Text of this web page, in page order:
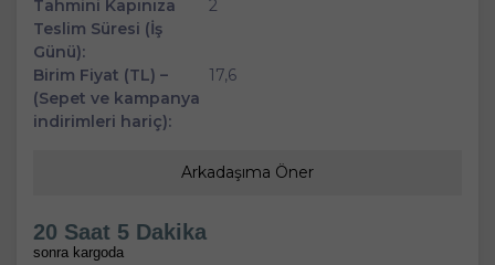
Tahmini Kapınıza
Teslim Süresi (İş
Günü):
2
Birim Fiyat (TL) –
(Sepet ve kampanya
indirimleri hariç):
17,6
Arkadaşıma Öner
20 Saat 5 Dakika
sonra kargoda